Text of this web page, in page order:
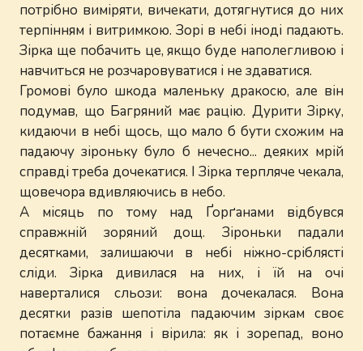
потрібно виміряти, вичекати, дотягнутися до них
терпінням і витримкою. Зорі в небі іноді падають.
Зірка ще побачить це, якщо буде наполегливою і
навчиться не розчаровуватися і не здаватися.
Громові було шкода маленьку дракосю, але він
подумав, що Багряний має рацію. Дурити Зірку,
кидаючи в небі щось, що мало б бути схожим на
падаючу зіроньку було б нечесно... деяких мрій
справді треба дочекатися. І Зірка терпляче чекала,
щовечора вдивляючись в небо.
А місяць по тому над Ґорґанами відбувся
справжній зоряний дощ. Зіроньки падали
десятками, залишаючи в небі ніжно-сріблясті
сліди. Зірка дивилася на них, і їй на очі
наверталися сльози: вона дочекалася. Вона
десятки разів шепотіла падаючим зіркам своє
потаємне бажання і вірила: як і зорепад, воно